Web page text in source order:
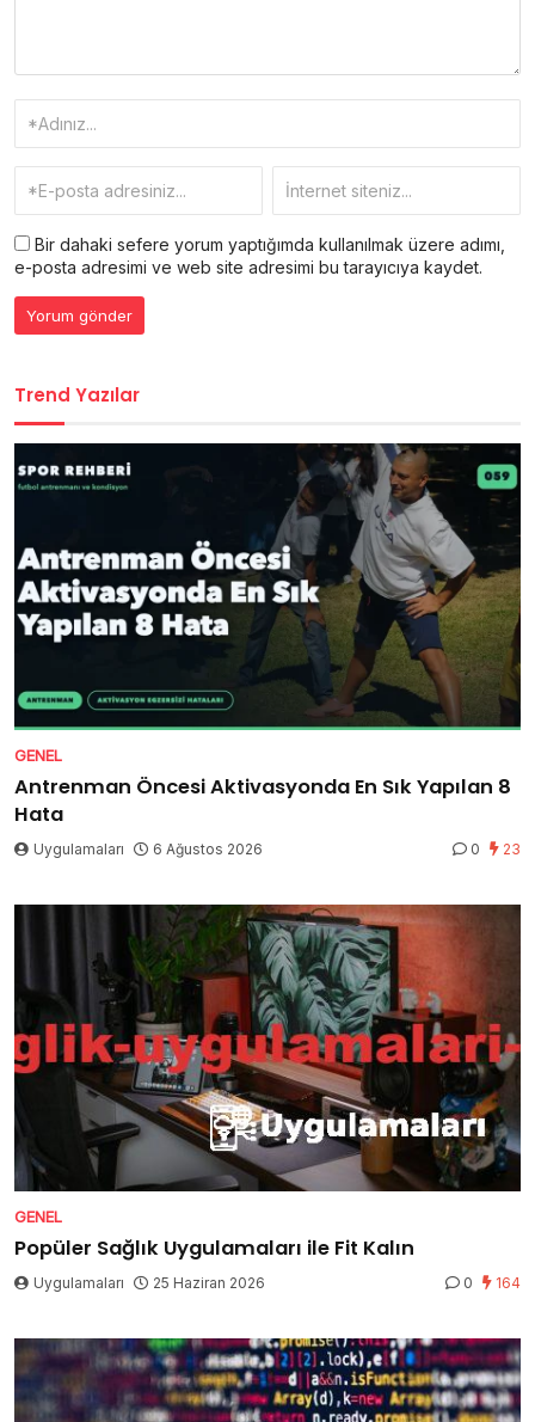
Bir dahaki sefere yorum yaptığımda kullanılmak üzere adımı,
e-posta adresimi ve web site adresimi bu tarayıcıya kaydet.
Trend Yazılar
GENEL
Antrenman Öncesi Aktivasyonda En Sık Yapılan 8
Hata
Uygulamaları 6 Ağustos 2026 0 23
GENEL
Popüler Sağlık Uygulamaları ile Fit Kalın
Uygulamaları 25 Haziran 2026 0 164